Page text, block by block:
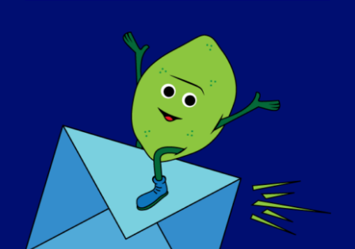
알리고 싶습니다. LGMD는
정신이 아닌 근육에 집중하고, 여전히 일상생활
을 할 수 있다는 것을 증명합니다.
내일 LGMD가 "완치"될 수 있다면 가장 먼저
하고 싶은 일은 무엇입니까? :
저는 그냥 뛰고 또 뛰고 또 뛰고... 음, 무슨 말인
지 아시겠죠?